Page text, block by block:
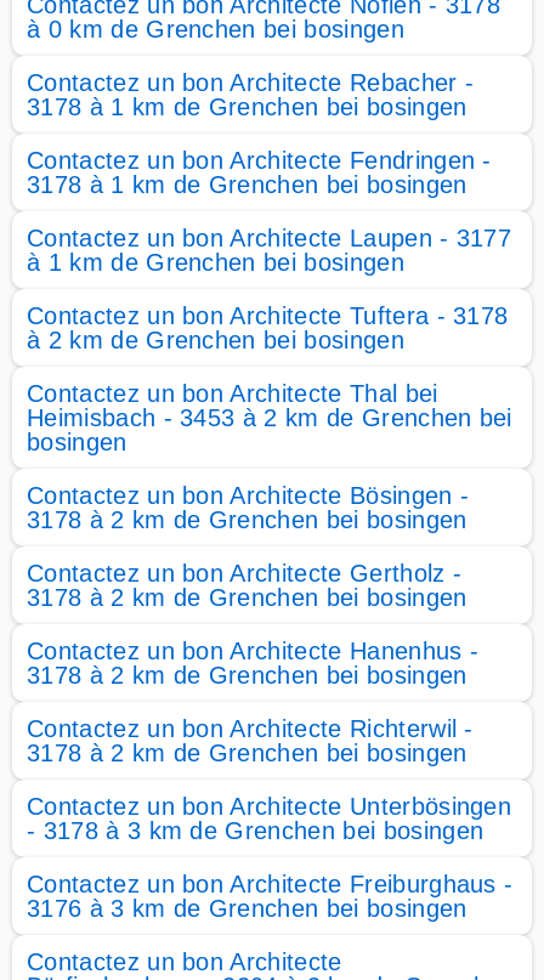
à 0 km de Grenchen bei bosingen
Contactez un bon Architecte Rebacher -
3178 à 1 km de Grenchen bei bosingen
Contactez un bon Architecte Fendringen -
3178 à 1 km de Grenchen bei bosingen
Contactez un bon Architecte Laupen - 3177
à 1 km de Grenchen bei bosingen
Contactez un bon Architecte Tuftera - 3178
à 2 km de Grenchen bei bosingen
Contactez un bon Architecte Thal bei
Heimisbach - 3453 à 2 km de Grenchen bei
bosingen
Contactez un bon Architecte Bösingen -
3178 à 2 km de Grenchen bei bosingen
Contactez un bon Architecte Gertholz -
3178 à 2 km de Grenchen bei bosingen
Contactez un bon Architecte Hanenhus -
3178 à 2 km de Grenchen bei bosingen
Contactez un bon Architecte Richterwil -
3178 à 2 km de Grenchen bei bosingen
Contactez un bon Architecte Unterbösingen
- 3178 à 3 km de Grenchen bei bosingen
Contactez un bon Architecte Freiburghaus -
3176 à 3 km de Grenchen bei bosingen
Contactez un bon Architecte